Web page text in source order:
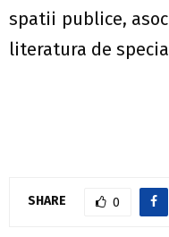
spatii publice,
literatura de
SHARE 0